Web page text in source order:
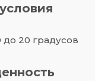
20 градусов